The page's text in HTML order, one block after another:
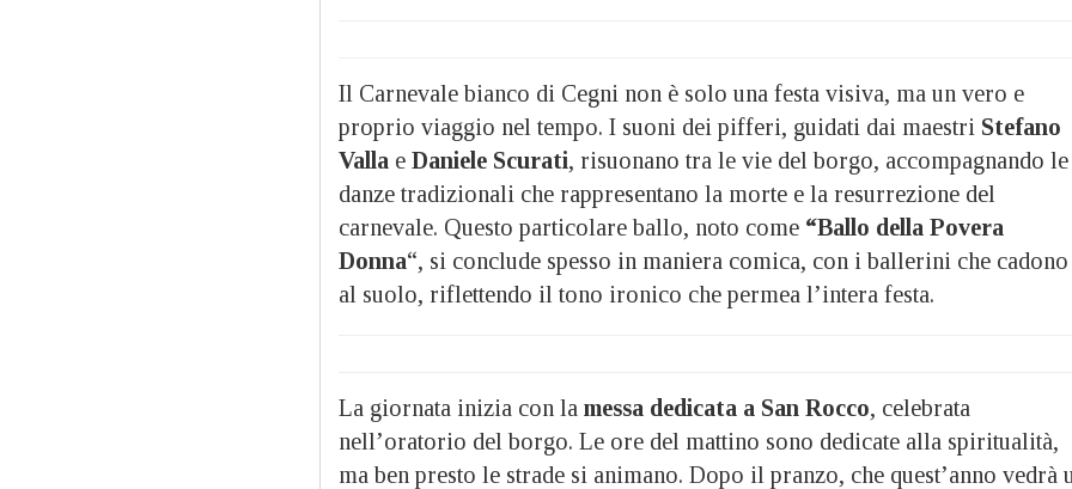
Il Carnevale bianco di Cegni non è solo una festa visiva, ma un vero e
proprio viaggio nel tempo. I suoni dei pifferi, guidati dai maestri Stefano
Valla e Daniele Scurati, risuonano tra le vie del borgo, accompagnando le
danze tradizionali che rappresentano la morte e la resurrezione del
carnevale. Questo particolare ballo, noto come “Ballo della Povera
Donna“, si conclude spesso in maniera comica, con i ballerini che cadono
al suolo, riflettendo il tono ironico che permea l’intera festa.
La giornata inizia con la messa dedicata a San Rocco, celebrata
nell’oratorio del borgo. Le ore del mattino sono dedicate alla spiritualità,
ma ben presto le strade si animano. Dopo il pranzo, che quest’anno vedrà